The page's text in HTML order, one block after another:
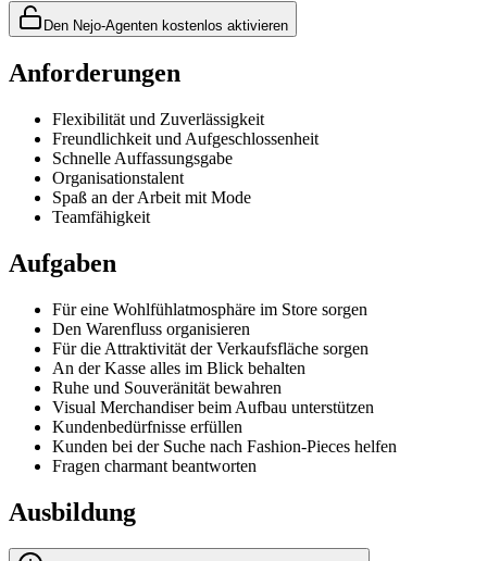
Den Nejo-Agenten kostenlos aktivieren
Anforderungen
Flexibilität und Zuverlässigkeit
Freundlichkeit und Aufgeschlossenheit
Schnelle Auffassungsgabe
Organisationstalent
Spaß an der Arbeit mit Mode
Teamfähigkeit
Aufgaben
Für eine Wohlfühlatmosphäre im Store sorgen
Den Warenfluss organisieren
Für die Attraktivität der Verkaufsfläche sorgen
An der Kasse alles im Blick behalten
Ruhe und Souveränität bewahren
Visual Merchandiser beim Aufbau unterstützen
Kundenbedürfnisse erfüllen
Kunden bei der Suche nach Fashion-Pieces helfen
Fragen charmant beantworten
Ausbildung